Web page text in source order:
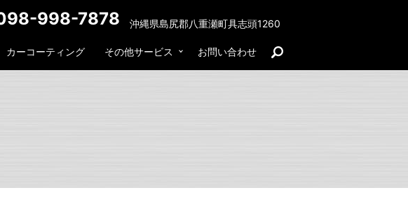
カーコーティング その他サービス お問い合わせ search
998-7878 沖縄県島尻郡八重瀬町具志頭1260